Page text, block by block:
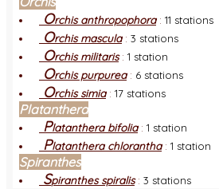
Orchis anthropophora: 11 stations
Orchis mascula: 3 stations
Orchis militaris: 1 station
Orchis purpurea: 6 stations
Orchis simia: 17 stations
Platanthera
Platanthera bifolia: 1 station
Platanthera chlorantha: 1 station
Spiranthes
Spiranthes spiralis: 3 stations